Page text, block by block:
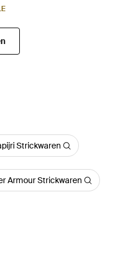
Strickwaren
Armour Strickwaren